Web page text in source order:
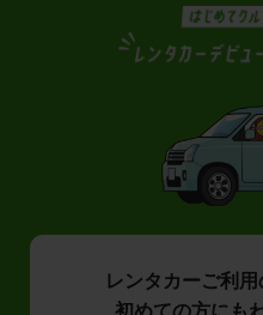
レンタカーご利用
初めての方にも